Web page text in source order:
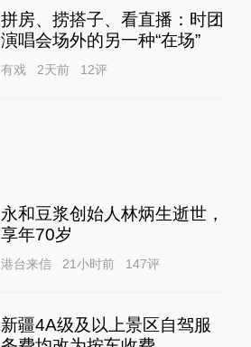
拼房、捞搭子、看直播：时团
演唱会场外的另一种“在场”
有戏 2天前 12评
永和豆浆创始人林炳生逝世，
享年70岁
港台来信 21小时前 147评
新疆4A级及以上景区自驾服